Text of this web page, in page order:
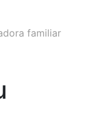
familiar